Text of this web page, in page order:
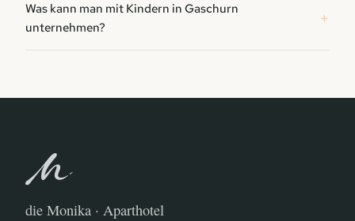
Was kann man mit Kindern in Gaschurn
unternehmen?
die Monika · Aparthotel